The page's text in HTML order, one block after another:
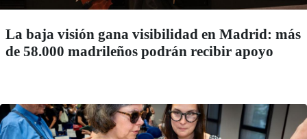
La baja visión gana visibilidad en Madrid: más
de 58.000 madrileños podrán recibir apoyo